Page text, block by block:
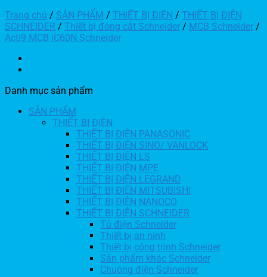
Trang chủ / SẢN PHẨM / THIẾT BỊ ĐIỆN / THIẾT BỊ ĐIỆN
SCHNEIDER / Thiết bị đóng cắt Schneider / MCB Schneider /
Acti9 MCB iC60N Schneider
Danh mục sản phẩm
SẢN PHẨM
THIẾT BỊ ĐIỆN
THIẾT BỊ ĐIỆN PANASONIC
THIẾT BỊ ĐIỆN SINO/ VANLOCK
THIẾT BỊ ĐIỆN LS
THIẾT BỊ ĐIỆN MPE
THIẾT BỊ ĐIỆN LEGRAND
THIẾT BỊ ĐIỆN MITSUBISHI
THIẾT BỊ ĐIỆN NANOCO
THIẾT BỊ ĐIỆN SCHNEIDER
Tủ điện Schneider
Thiết bị an ninh
Thiết bị công trình Schneider
Sản phẩm khác Schneider
Chuông điện Schneider